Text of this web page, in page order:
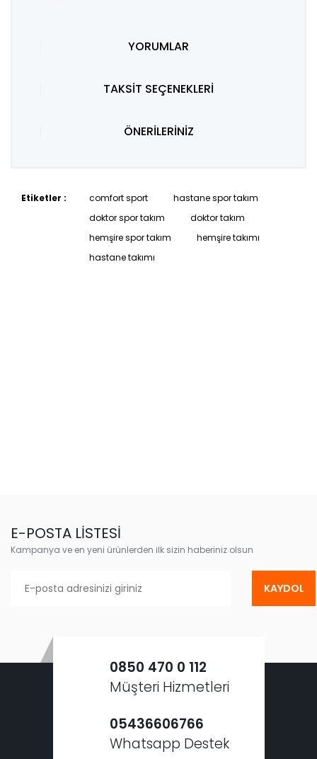
YORUMLAR
TAKSİT SEÇENEKLERİ
ÖNERİLERİNİZ
Etiketler : comfort sport
hastane spor takım
doktor spor takım
doktor takım
hemşire spor takım
hemşire takımı
hastane takımı
E-POSTA LİSTESİ
Kampanya ve en yeni ürünlerden ilk sizin haberiniz olsun
KAYDOL
0850 470 0 112
Müşteri Hizmetleri
05436606766
Whatsapp Destek